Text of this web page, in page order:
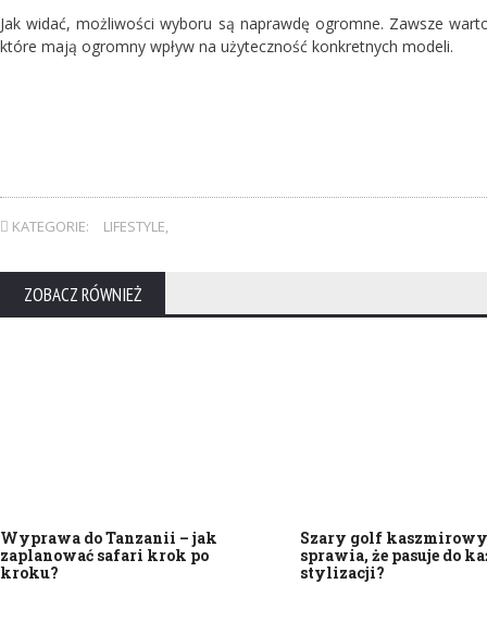
Jak widać, możliwości wyboru są naprawdę ogromne. Zawsze
które mają ogromny wpływ na użyteczność konkretnych modeli.
KATEGORIE: LIFESTYLE,
ZOBACZ RÓWNIEŻ
Wyprawa do Tanzanii – jak
zaplanować safari krok po
kroku?
Szary golf kaszmirowy
sprawia, że pasuje do
stylizacji?